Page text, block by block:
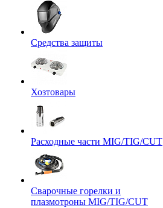
Средства защиты
Хозтовары
Расходные части MIG/TIG/CUT
Сварочные горелки и
плазмотроны MIG/TIG/CUT